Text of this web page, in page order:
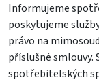
Informujeme
poskytujeme
právo na
příslušné
spotřebitelských